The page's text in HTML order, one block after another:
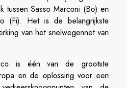
tussen Sasso Marconi (Bo) en
(Fi). Het is de belangrijkste
van het snelwegennet van
is één van de grootste
en de oplossing voor een